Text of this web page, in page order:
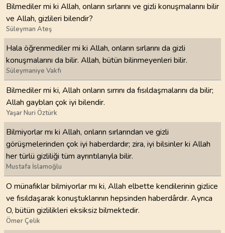
Bilmediler mi ki Allah, onların sırlarını ve gizli konuşmalarını bilir
ve Allah, gizlileri bilendir?
Süleyman Ateş
Hala öğrenmediler mi ki Allah, onların sırlarını da gizli
konuşmalarını da bilir. Allah, bütün bilinmeyenleri bilir.
Süleymaniye Vakfı
Bilmediler mi ki, Allah onların sırrını da fısıldaşmalarını da bilir;
Allah gaybları çok iyi bilendir.
Yaşar Nuri Öztürk
Bilmiyorlar mı ki Allah, onların sırlarından ve gizli
görüşmelerinden çok iyi haberdardır; zira, iyi bilsinler ki Allah
her türlü gizliliği tüm ayrıntılarıyla bilir.
Mustafa İslamoğlu
O münafıklar bilmiyorlar mı ki, Allah elbette kendilerinin gizlice
ve fısıldaşarak konuştuklarının hepsinden haberdârdır. Ayrıca
O, bütün gizlilikleri eksiksiz bilmektedir.
Ömer Çelik